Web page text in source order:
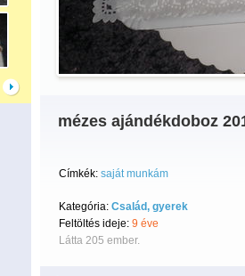
mézes ajándékdoboz
Címkék: saját munkám
Kategória: Család, gyerek
Feltöltés ideje: 9 éve
Látta 205 ember.